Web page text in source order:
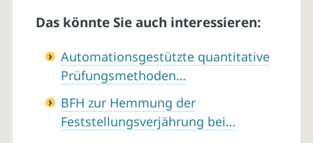
Das könnte Sie auch interessieren:
Automationsgestützte quantitative
Prüfungsmethoden…
BFH zur Hemmung der
Feststellungsverjährung bei…